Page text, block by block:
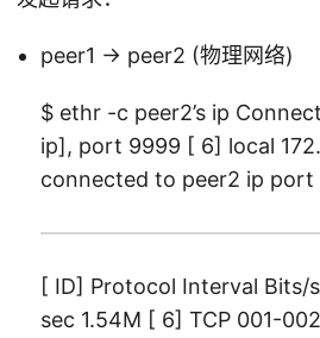
peer1 -> peer2 (物理网络)
$ ethr -c peer2’s ip
ip], port 9999 [ 6] local
connected to peer2 ip port
[ ID] Protocol Interval Bits/
sec 1.54M [ 6] TCP 001-